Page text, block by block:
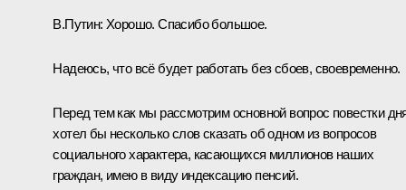
В.Путин: Хорошо. Спасибо большое.
Надеюсь, что всё будет работать без сбоев, своевременно.
Перед тем как мы рассмотрим основной вопрос повестки
хотел бы несколько слов сказать об одном из вопросов
социального характера, касающихся миллионов наших
граждан, имею в виду индексацию пенсий.